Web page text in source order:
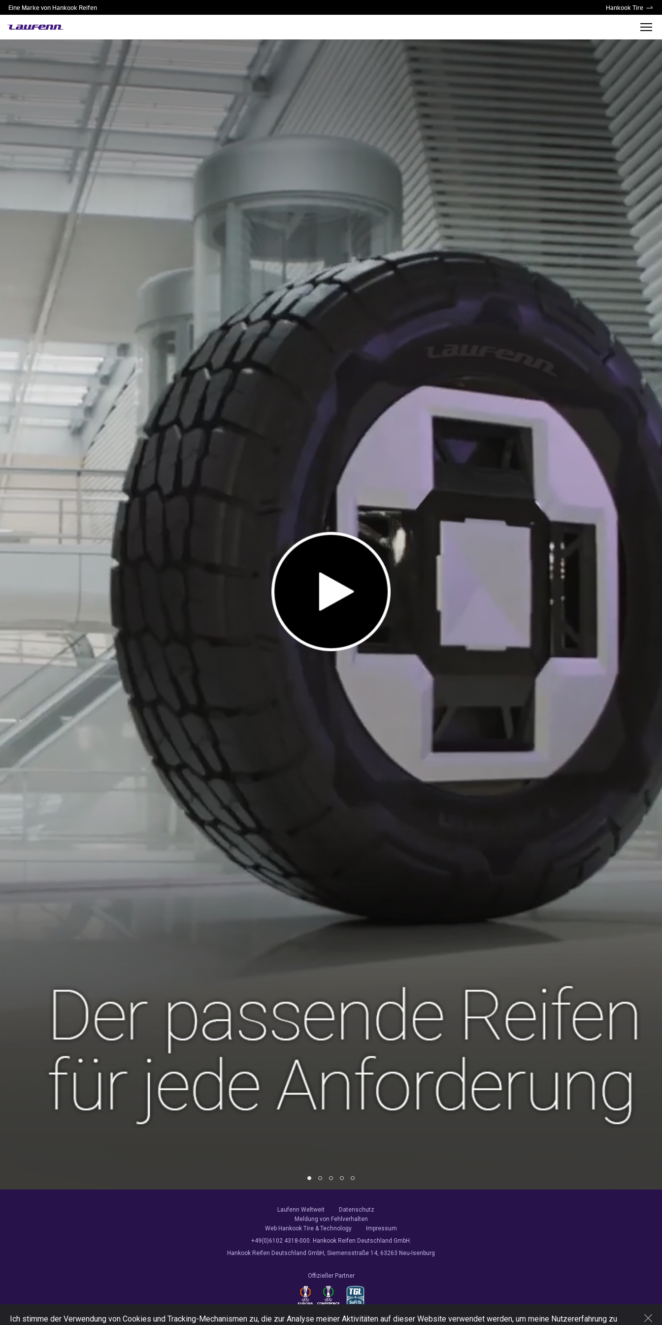
Ich stimme der Verwendung von Cookies und Tracking-Mechanismen zu, die zur Analyse meiner Aktivitäten auf dieser Website verwendet werden, um meine Nutzererfahrung zu
Eine Marke von Hankook Reifen Hankook Tire
Laufenn Weltweit
Datenschutz
Meldung von Fehlverhalten
Web Hankook Tire & Technology
Impressum
+49(0)6102 4318-000. Hankook Reifen Deutschland GmbH.
Hankook Reifen Deutschland GmbH, Siemensstraße 14, 63263 Neu-Isenburg
Offizieller Partner